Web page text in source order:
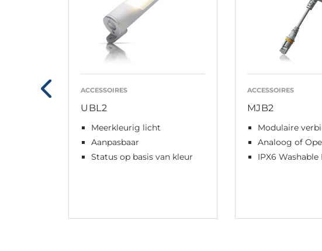
ACCESSOIRES
UBL2
Meerkleurig licht
Aanpasbaar
Status op basis van kleur
ACCESSOIRES
MJB2
Modulaire
Analoog of
IPX6